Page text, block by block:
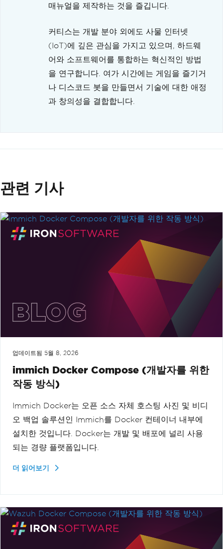
매뉴얼을 제작하는 것을 즐깁니다.
커티스는 개발 분야 외에도 사물 인터넷
(IoT)에 깊은 관심을 가지고 있으며, 하드웨
어와 소프트웨어를 통합하는 혁신적인 방법
을 연구합니다. 여가 시간에는 게임을 즐기거
나 디스코드 봇을 만들면서 기술에 대한 애정
과 창의성을 결합합니다.
관련 기사
업데이트됨 5월 8, 2026
immich Docker Compose (개발자를 위한
작동 방식)
Immich Docker는 오픈 소스 자체 호스팅 사진 및 비디
오 백업 솔루션인 Immich를 Docker 컨테이너 내부에
설치한 것입니다. Docker는 개발 및 배포에 널리 사용
되는 경량 플랫폼입니다.
더 읽어보기